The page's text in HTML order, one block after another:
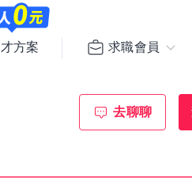
方案 求職會員
去聊聊